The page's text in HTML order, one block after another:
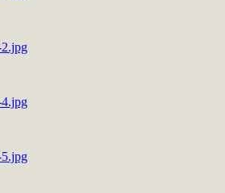
2.jpg
4.jpg
5.jpg